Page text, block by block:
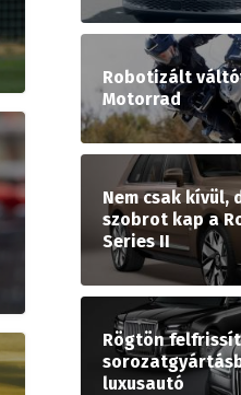
Robotizált
Motorrad
Nem csak kívül,
szobrot kap a
Series II
Rögtön
luxusautó